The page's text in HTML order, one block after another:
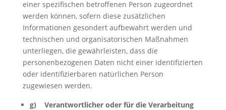
einer spezifischen betroffenen Person zugeordnet
werden können, sofern diese zusätzlichen
Informationen gesondert aufbewahrt werden und
technischen und organisatorischen Maßnahmen
unterliegen, die gewährleisten, dass die
personenbezogenen Daten nicht einer identifizierten
oder identifizierbaren natürlichen Person
zugewiesen werden.
g) Verantwortlicher oder für die Verarbeitung